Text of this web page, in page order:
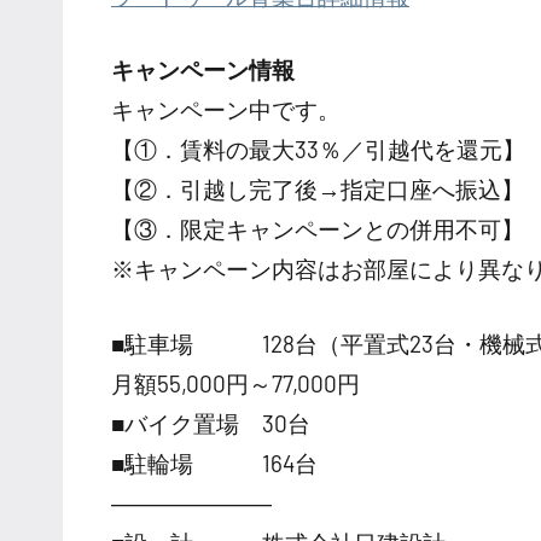
キャンペーン情報
キャンペーン中です。
【①．賃料の最大33％／引越代を還元】
【②．引越し完了後→指定口座へ振込】
【③．限定キャンペーンとの併用不可】
※キャンペーン内容はお部屋により異なり
■駐車場 128台（平置式23台・機械式
月額55,000円～77,000円
■バイク置場 30台
■駐輪場 164台
―――――――